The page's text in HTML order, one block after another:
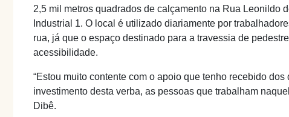
2,5 mil metros quadrados de calçamento na Rua Leonildo
Industrial 1. O local é utilizado diariamente por
rua, já que o espaço destinado para a travessia de
acessibilidade.
“Estou muito contente com o apoio que tenho recebido
investimento desta verba, as pessoas que trabalham
Dibê.